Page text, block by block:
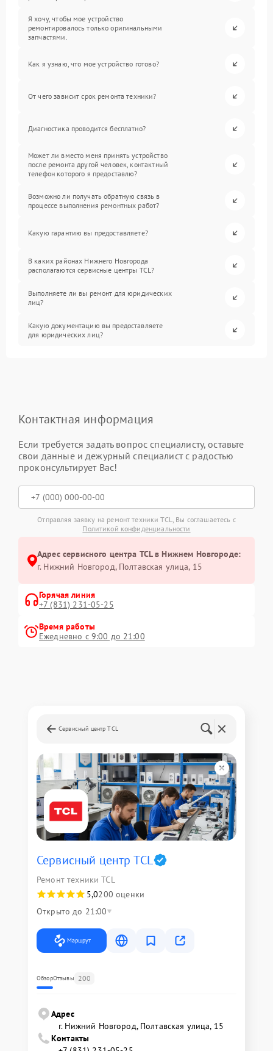
Я хочу, чтобы мое устройство
ремонтировалось только оригинальными
запчастями.
Как я узнаю, что мое устройство готово?
От чего зависит срок ремонта техники?
Диагностика проводится бесплатно?
Может ли вместо меня принять устройство
после ремонта другой человек, контактный
телефон которого я предоставлю?
Возможно ли получать обратную связь в
процессе выполнения ремонтных работ?
Какую гарантию вы предоставляете?
В каких районах Нижнего Новгорода
располагаются сервисные центры TCL?
Выполняете ли вы ремонт для юридических
лиц?
Какую документацию вы предоставляете
для юридических лиц?
Контактная информация
Если требуется задать вопрос специалисту, оставьте
свои данные и дежурный специалист с радостью
проконсультирует Вас!
Отправляя заявку на ремонт техники TCL, Вы соглашаетесь с
Политикой конфиденциальности
Адрес сервисного центра TCL в Нижнем Новгороде:
г. Нижний Новгород, Полтавская улица, 15
Горячая линия
+7 (831) 231-05-25
Время работы
Ежедневно с 9:00 до 21:00
Сервисный центр TCL
Сервисный центр TCL
Ремонт техники TCL
5,0200 оценки
Открыто до 21:00
Маршрут
ОбзорОтзывы 200
Адрес
г. Нижний Новгород, Полтавская улица, 15
Контакты